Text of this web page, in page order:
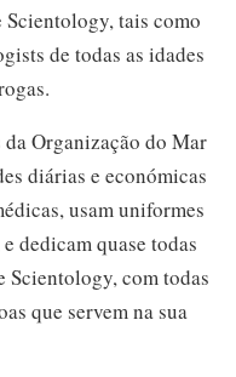
tais como
de todas as idades
Organização do Mar
diárias e económicas
usam uniformes
dedicam quase todas
Scientology, com todas
que servem na sua